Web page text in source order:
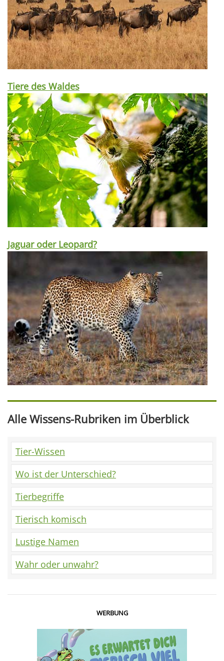
Tiere des Waldes
Jaguar oder Leopard?
Alle Wissens-Rubriken im Überblick
Tier-Wissen
Wo ist der Unterschied?
Tierbegriffe
Tierisch komisch
Lustige Namen
Wahr oder unwahr?
WERBUNG